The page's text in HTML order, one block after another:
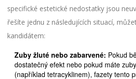
specifické estetické nedostatky jsou
řešíte jednu z následujících situací,
kandidátem:
Zuby žluté nebo zabarvené: Pokud
dostatečný efekt nebo pokud máte
(například tetracyklinem), fazety tento